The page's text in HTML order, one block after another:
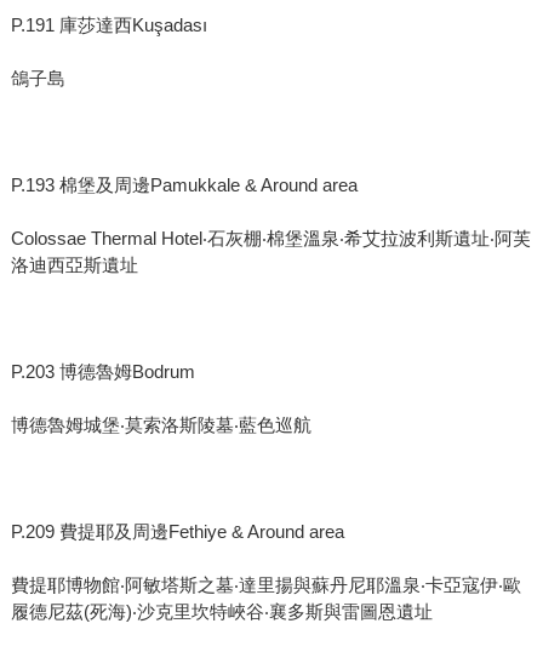
P.191 庫莎達西Kuşadası
鴿子島
P.193 棉堡及周邊Pamukkale & Around area
Colossae Thermal Hotel‧石灰棚‧棉堡溫泉‧希艾拉波利斯遺址‧阿芙
洛迪西亞斯遺址
P.203 博德魯姆Bodrum
博德魯姆城堡‧莫索洛斯陵墓‧藍色巡航
P.209 費提耶及周邊Fethiye & Around area
費提耶博物館‧阿敏塔斯之墓‧達里揚與蘇丹尼耶溫泉‧卡亞寇伊‧歐
履德尼茲(死海)‧沙克里坎特峽谷‧襄多斯與雷圖恩遺址